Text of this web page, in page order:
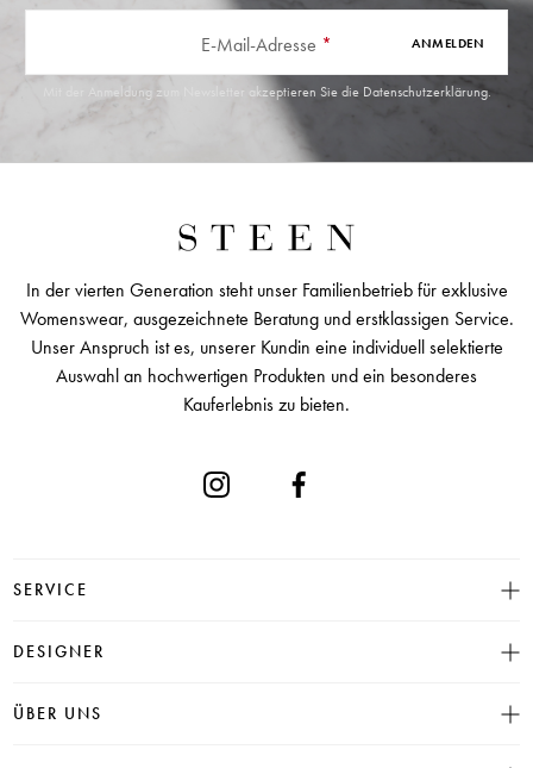
E-Mail-Adresse * ANMELDEN
Mit der Anmeldung zum Newsletter akzeptieren Sie die Datenschutzerklärung.
In der vierten Generation steht unser Familienbetrieb für exklusive
Womenswear, ausgezeichnete Beratung und erstklassigen Service.
Unser Anspruch ist es, unserer Kundin eine individuell selektierte
Auswahl an hochwertigen Produkten und ein besonderes
Kauferlebnis zu bieten.
SERVICE
Größentabelle
Häufige Fragen
DESIGNER
INSIEME
ÜBER UNS